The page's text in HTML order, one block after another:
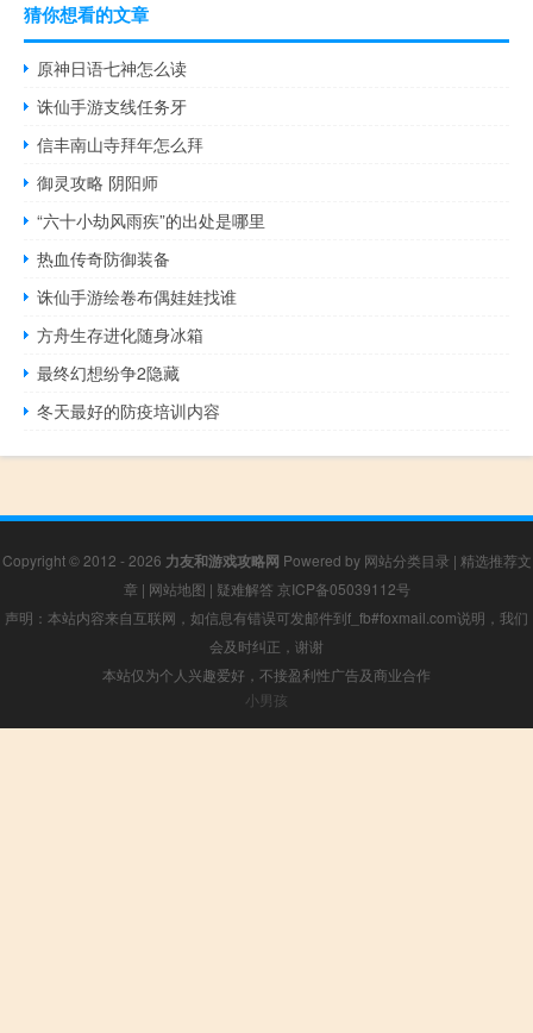
猜你想看的文章
原神日语七神怎么读
诛仙手游支线任务牙
信丰南山寺拜年怎么拜
御灵攻略 阴阳师
“六十小劫风雨疾”的出处是哪里
热血传奇防御装备
诛仙手游绘卷布偶娃娃找谁
方舟生存进化随身冰箱
最终幻想纷争2隐藏
冬天最好的防疫培训内容
Copyright © 2012 - 2026 力友和游戏攻略网 Powered by 网站分类目录 | 精选推荐文
章 | 网站地图 | 疑难解答 京ICP备05039112号
声明：本站内容来自互联网，如信息有错误可发邮件到f_fb#foxmail.com说明，我们
会及时纠正，谢谢
本站仅为个人兴趣爱好，不接盈利性广告及商业合作
小男孩